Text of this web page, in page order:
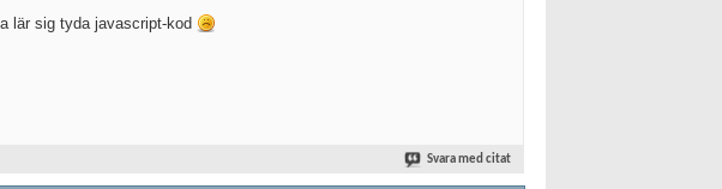
lär sig tyda javascript-kod
Svara med citat